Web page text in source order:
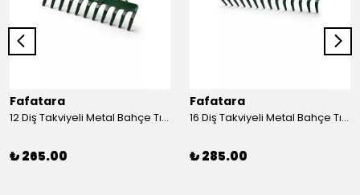
Fafatara
12 Diş Takviyeli Metal Bahçe Tırmığı – Dayanıklı, Geniş Ağızlı Yaprak ve Toprak Tırmığı
₺ 265.00
Fafatara
16 Diş Takviyeli Metal Bahçe Tırmığı – Dayanıklı, Geniş Ağızlı Toprak ve Yaprak Tırmığı
₺ 285.00